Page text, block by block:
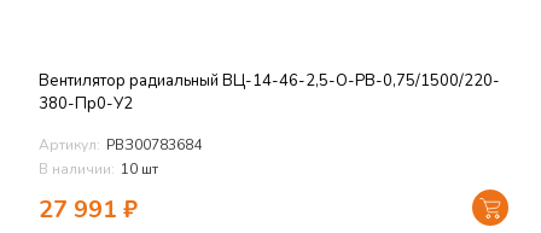
Вентилятор радиальный ВЦ-14-46-2,5-О-РВ-0,75/1500/220-
380-Пр0-У2
Артикул: РВЗ00783684
В наличии: 10 шт
27 991 ₽